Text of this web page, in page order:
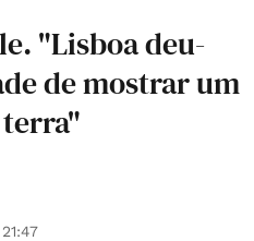
"Lisboa deu-
de mostrar um
terra"